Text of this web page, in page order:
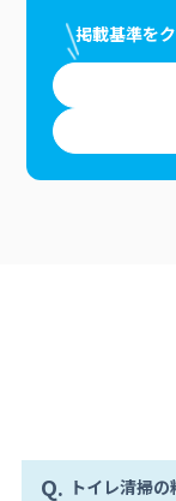
掲載基準を
Q. トイレ清掃